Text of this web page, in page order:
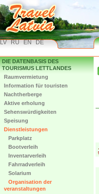
LV RU EN DE
DIE DATENBASIS DES
TOURISMUS LETTLANDES
Raumvermietung
Information für touristen
Nachtherberge
Aktive erholung
Sehenswürdigkeiten
Speisung
Dienstleistungen
Parkplatz
Bootverleih
Inventarverleih
Fahrradverleih
Solarium
Organisation der
veranstaltungen